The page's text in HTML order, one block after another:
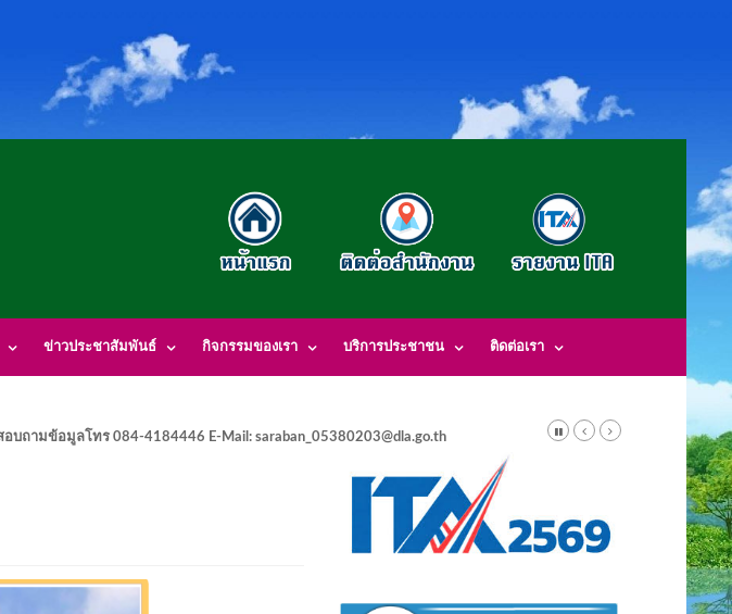
ข่าวประชาสัมพันธ์ กิจกรรมของเรา บริการประชาชน ติดต่อเรา
บถามข้อมูลโทร 084-4184446 E-Mail: saraban_05380203@dla.go.th